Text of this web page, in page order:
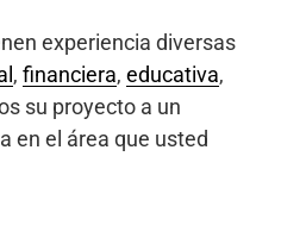
experiencia diversas
, financiera, educativa,
su proyecto a un
en el área que usted